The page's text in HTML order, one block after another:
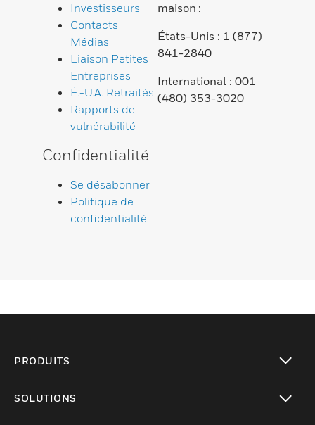
Investisseurs
Contacts
Médias
Liaison Petites
Entreprises
É.-U.A. Retraités
Rapports de
vulnérabilité
maison :
États-Unis : 1 (877)
841-2840
International : 001
(480) 353-3020
Confidentialité
Se désabonner
Politique de
confidentialité
PRODUITS
SOLUTIONS